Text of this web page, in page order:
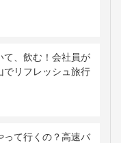
て、飲む！会社員が
でリフレッシュ旅行
って行くの？高速バ